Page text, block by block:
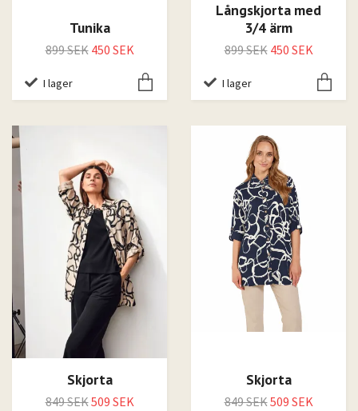
Tunika
899 SEK 450 SEK
I lager
Långskjorta med
3/4 ärm
899 SEK 450 SEK
I lager
Skjorta
849 SEK509 SEK
Skjorta
849 SEK509 SEK